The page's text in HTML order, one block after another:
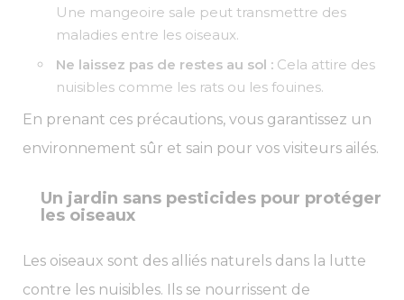
Une mangeoire sale peut transmettre des
maladies entre les oiseaux.
Ne laissez pas de restes au sol : Cela attire des
nuisibles comme les rats ou les fouines.
En prenant ces précautions, vous garantissez un
environnement sûr et sain pour vos visiteurs ailés.
Un jardin sans pesticides pour protéger
les oiseaux
Les oiseaux sont des alliés naturels dans la lutte
contre les nuisibles. Ils se nourrissent de